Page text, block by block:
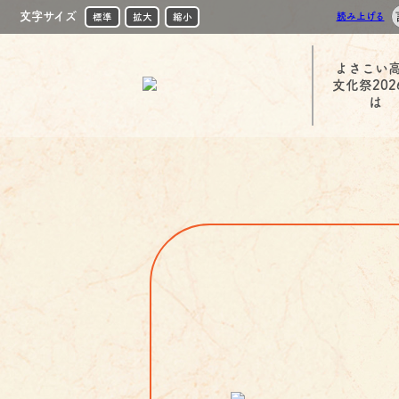
文字サイズ 標準 拡大 縮小 読み上げる
よさこい
文化祭
は